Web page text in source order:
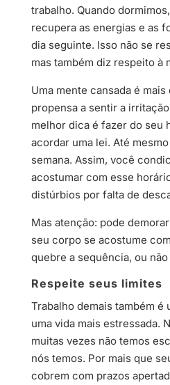
trabalho. Quando
recupera as energias e as
dia seguinte. Isso não se
mas também diz respeito à
Uma mente cansada é mais
propensa a sentir a
melhor dica é fazer do seu
acordar uma lei. Até
semana. Assim, você
acostumar com esse
distúrbios por falta de
Mas atenção: pode
seu corpo se acostume
quebre a sequência, ou
Respeite seus limites
Trabalho demais também
uma vida mais estressada.
muitas vezes não temos
nós temos. Por mais que
cobrem com prazos